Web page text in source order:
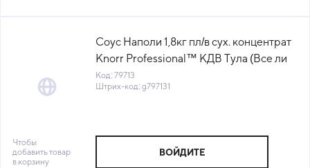
Соус Наполи 1,8кг пл/в сух. концентрат
Knorr Professional™ КДВ Тула (Все ли
поели) (КОД 79713) (+18°С)
Код: 79713
Штрих-код: g797131
Чтобы
добавить товар
в корзину
ВОЙДИТЕ